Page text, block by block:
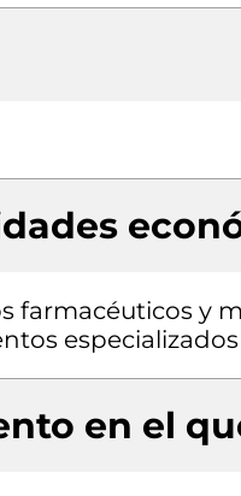
farmacéuticos y
especializados
en el